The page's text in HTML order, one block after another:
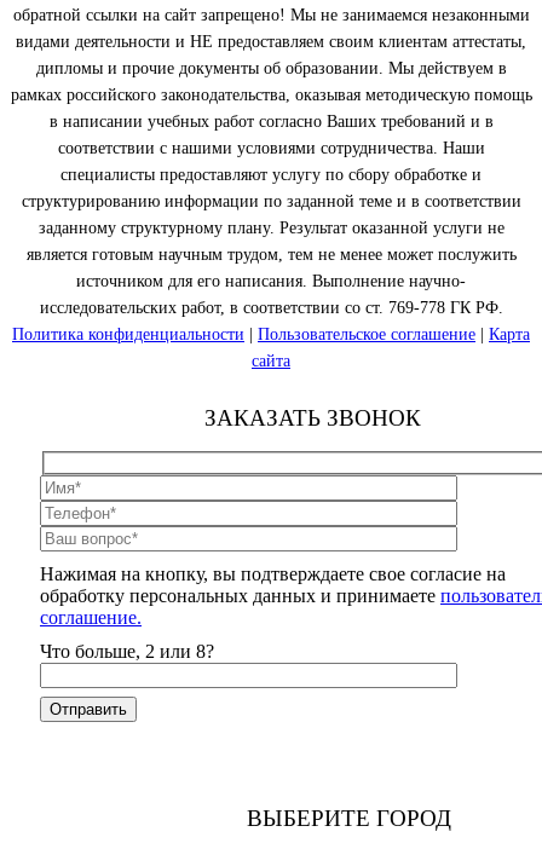
обратной ссылки на сайт запрещено! Мы не занимаемся незаконными
видами деятельности и НЕ предоставляем своим клиентам аттестаты,
дипломы и прочие документы об образовании. Мы действуем в
рамках российского законодательства, оказывая методическую помощь
в написании учебных работ согласно Ваших требований и в
соответствии с нашими условиями сотрудничества. Наши
специалисты предоставляют услугу по сбору обработке и
структурированию информации по заданной теме и в соответствии
заданному структурному плану. Результат оказанной услуги не
является готовым научным трудом, тем не менее может послужить
источником для его написания. Выполнение научно-
исследовательских работ, в соответствии со ст. 769-778 ГК РФ.
Политика конфиденциальности
Пользовательское соглашение
Карта
сайта
ЗАКАЗАТЬ ЗВОНОК
Нажимая на кнопку, вы подтверждаете свое согласие на
обработку персональных данных и принимаете
соглашение.
Что больше, 2 или 8?
ВЫБЕРИТЕ ГОРОД